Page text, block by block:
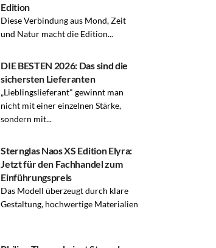
Edition
Diese Verbindung aus Mond, Zeit
und Natur macht die Edition...
DIE BESTEN 2026: Das sind die
sichersten Lieferanten
„Lieblingslieferant" gewinnt man
nicht mit einer einzelnen Stärke,
sondern mit...
Sternglas Naos XS Edition Elyra:
Jetzt für den Fachhandel zum
Einführungspreis
Das Modell überzeugt durch klare
Gestaltung, hochwertige Materialien